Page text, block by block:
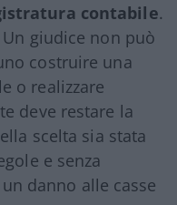
contabile.
giudice non può
costruire una
o realizzare
deve restare la
scelta sia stata
e senza
danno alle casse